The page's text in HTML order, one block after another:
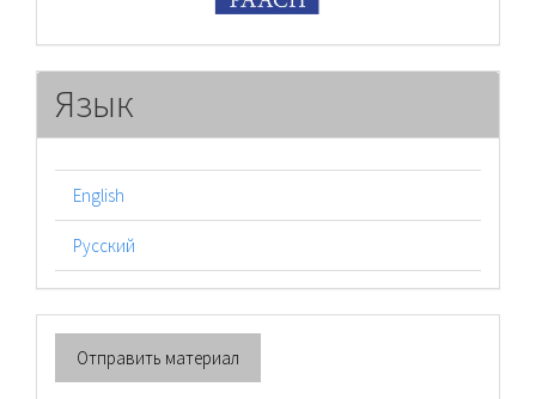
Язык
English
Русский
Отправить
материал
Отправить материал